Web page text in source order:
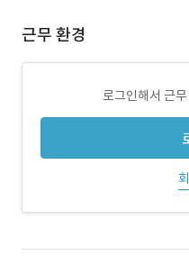
근무 환경
로그인해서 근